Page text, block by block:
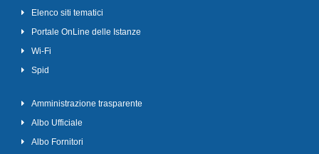
Elenco siti tematici
Portale OnLine delle Istanze
Wi-Fi
Spid
Amministrazione trasparente
Albo Ufficiale
Albo Fornitori